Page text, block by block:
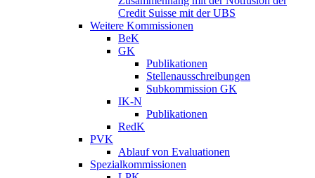
Credit Suisse mit der UBS
Weitere Kommissionen
BeK
GK
Publikationen
Stellenausschreibungen
Subkommission GK
IK-N
Publikationen
RedK
PVK
Ablauf von Evaluationen
Spezialkommissionen